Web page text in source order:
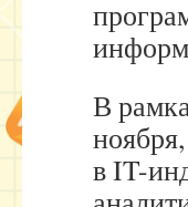
В
в IT-